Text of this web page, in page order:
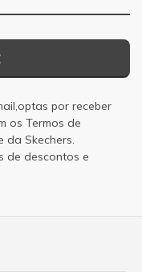
por receber
os Termos de
da Skechers.
de descontos e